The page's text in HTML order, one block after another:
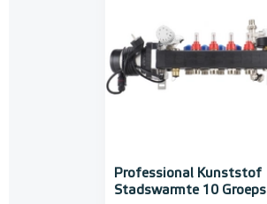
Professional Kunststof
Stadswarmte 10 Groeps